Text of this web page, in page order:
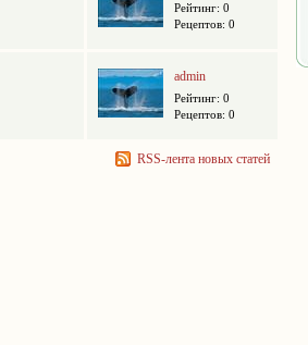
Рейтинг: 0
Рецептов: 0
admin
Рейтинг: 0
Рецептов: 0
RSS-лента новых статей